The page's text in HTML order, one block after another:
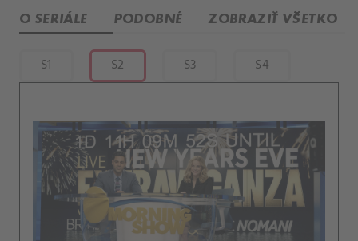
O SERIÁLE PODOBNÉ ZOBRAZIŤ VŠETKO
S1 S2 S3 S4